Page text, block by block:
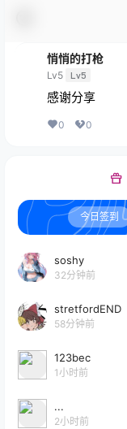
悄悄的打枪
Lv5 Lv5
感谢分享
0 0
今日签到
soshy
32分钟前
stretfordEND
58分钟前
123bec
1小时前
...
2小时前